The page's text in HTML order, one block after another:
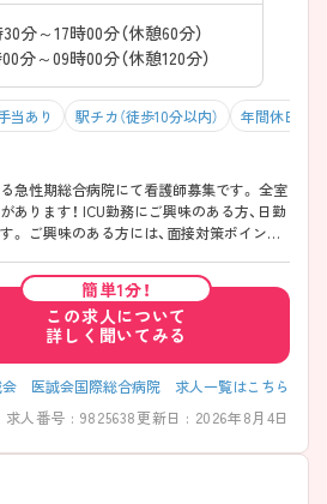
分～17時00分（休憩60分）
分～09時00分（休憩120分）
当あり 駅チカ（徒歩10分以内） 年間休日120
性期総合病院にて看護師募集です。 全室
興味のある方、日勤
ント
簡単1分！
この求人について
詳しく聞いてみる
会 医誠会国際総合病院 求人一覧はこちら
求人番号 : 9825638更新日 : 2026年8月4日